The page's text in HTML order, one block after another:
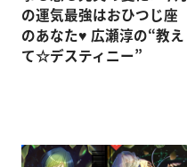
の運気最強はおひつじ座
のあなた♥ 広瀬淳の“教え
て☆デスティニー”